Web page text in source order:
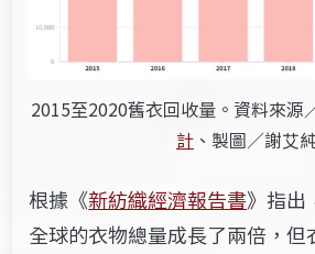
2015至2020舊衣回收量。資料來源
計 、製圖／謝艾
根據《新紡織經濟報告書》指出
全球的衣物總量成長了兩倍，但